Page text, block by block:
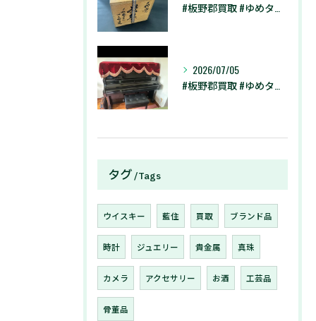
2026/07/05
タグ Tags
ウイスキー 藍住 買取 ブランド品
時計 ジュエリー 貴金属 真珠
カメラ アクセサリー お酒 工芸品
骨董品